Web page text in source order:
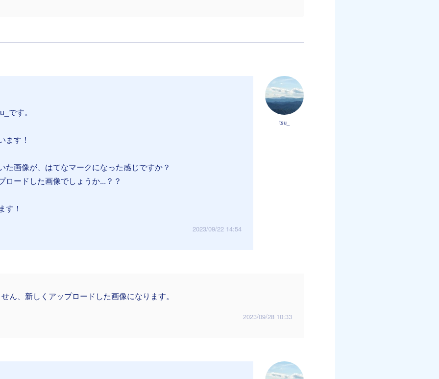
tsu_
です。
ます！
た画像が、はてなマークになった感じですか？
ロードした画像でしょうか...？？
す！
2023/09/22 14:54
ん、新しくアップロードした画像になります。
2023/09/28 10:33